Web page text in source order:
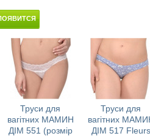
Труси для
вагітних МАМИН
ДІМ 551 (розмір
Труси для
вагітних
ДІМ 517 Fleurs